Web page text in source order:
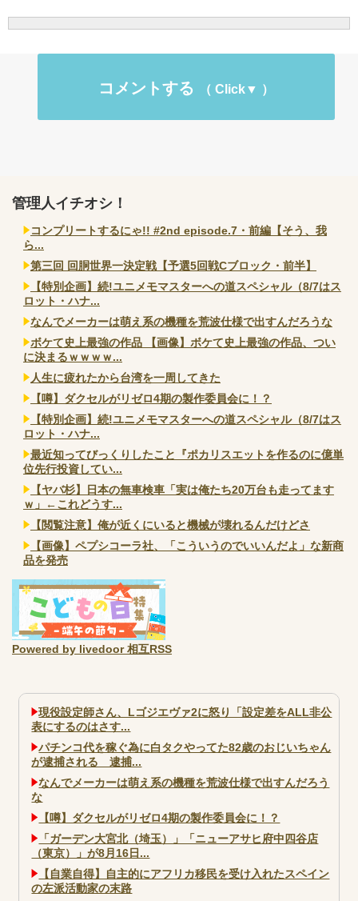
コメントする
管理人イチオシ！
コンプリートするにゃ!! #2nd episode.7・前編【そう、我
ら...
第三回 回胴世界一決定戦【予選5回戦Cブロック・前半】
【特別企画】続!ユニメモマスターへの道スペシャル（8/7はス
ロット・ハナ...
なんでメーカーは萌え系の機種を荒波仕様で出すんだろうな
ボケて史上最強の作品 【画像】ボケて史上最強の作品、つい
に決まるｗｗｗｗ...
人生に疲れたから台湾を一周してきた
【噂】ダクセルがリゼロ4期の製作委員会に！？
【特別企画】続!ユニメモマスターへの道スペシャル（8/7はス
ロット・ハナ...
最近知ってびっくりしたこと『ポカリスエットを作るのに億単
位先行投資してい...
【ヤバ杉】日本の無車検車「実は俺たち20万台も走ってます
ｗ」←これどうす...
【閲覧注意】俺が近くにいると機械が壊れるんだけどさ
【画像】ペプシコーラ社、「こういうのでいいんだよ」な新商
品を発売
Powered by livedoor 相互RSS
現役設定師さん、Lゴジエヴァ2に怒り「設定差をALL非公
表にするのはさす...
パチンコ代を稼ぐ為に白タクやってた82歳のおじいちゃん
が逮捕される 逮捕...
なんでメーカーは萌え系の機種を荒波仕様で出すんだろう
な
【噂】ダクセルがリゼロ4期の製作委員会に！？
「ガーデン大宮北（埼玉）」「ニューアサヒ府中四谷店
（東京）」が8月16日...
【自業自得】自主的にアフリカ移民を受け入れたスペイン
の左派活動家の末路